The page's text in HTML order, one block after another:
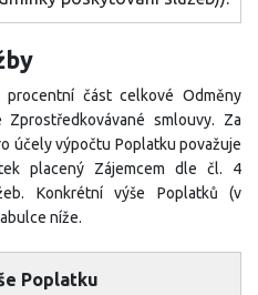
část celkové Odměny
smlouvy. Za
účely výpočtu Poplatku považuje
placený Zájemcem dle čl. 4
Konkrétní výše Poplatků (v
níže.
Poplatku